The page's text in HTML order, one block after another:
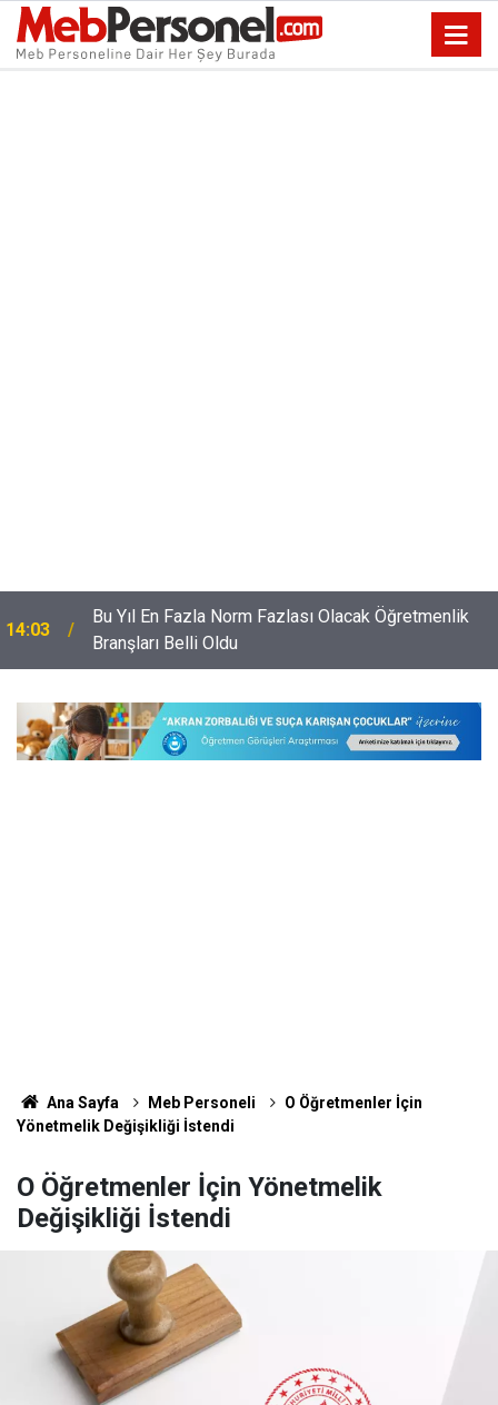
14:03
Bu Yıl En Fazla Norm Fazlası Olacak Öğretmenlik
Branşları Belli Oldu
Ana Sayfa Meb Personeli
O Öğretmenler İçin
Yönetmelik Değişikliği İstendi
O Öğretmenler İçin Yönetmelik
Değişikliği İstendi